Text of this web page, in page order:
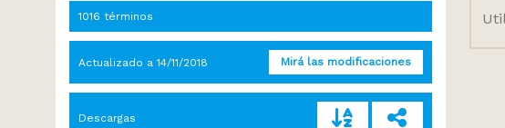
1016 términos
Actualizado a14/11/2018 Mirá las modificaciones
Descargas